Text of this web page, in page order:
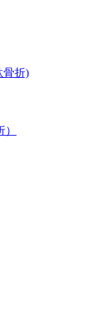
骨折)